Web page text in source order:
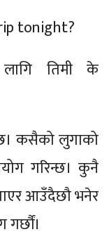
tonight?
लागि तिमी के
कसैको लुगाको
गरिन्छ। कुनै
आउँदैछौ भनेर